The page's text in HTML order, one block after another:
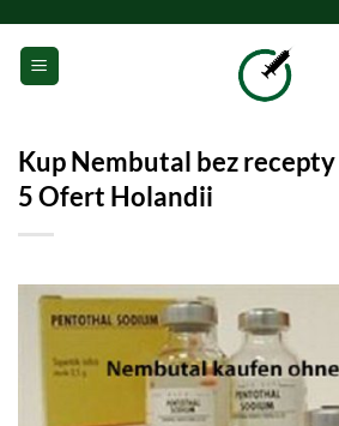
zawartości
Kup Nembutal bez
5 Ofert Holandii